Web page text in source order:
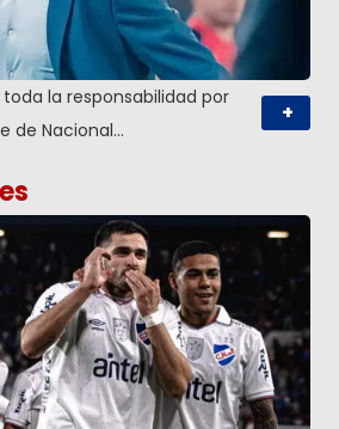
la responsabilidad por
de Nacional…
+